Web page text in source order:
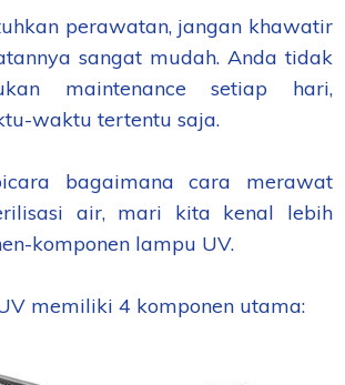
perawatan, jangan khawatir
sangat mudah. Anda tidak
maintenance setiap hari,
waktu tertentu saja.
bagaimana cara merawat
air, mari kita kenal lebih
komponen lampu UV.
memiliki 4 komponen utama: